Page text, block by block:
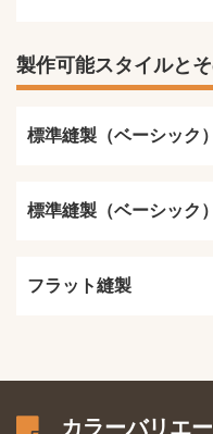
製作可能スタイルと
標準縫製（ベーシック
標準縫製（ベーシック
フラット縫製
カラーバリエ